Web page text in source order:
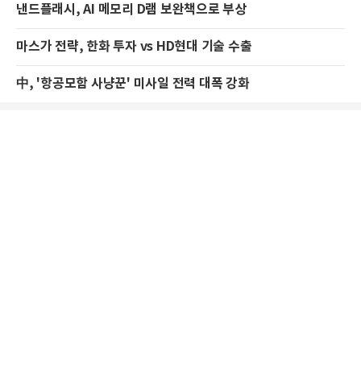
낸드플래시, AI 메모리 D램 보완책으로 부상
마스가 전략, 한화 투자 vs HD현대 기술 수출
中, '항공모함 사냥꾼' 미사일 전력 대폭 강화